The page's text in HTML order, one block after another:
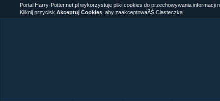
Portal Harry-Potter.net.pl wykorzystuje pliki cookies do przechowywania informacji
Kliknij przycisk Akceptuj Cookies , aby zaakceptowaĂŚ Ciasteczka.